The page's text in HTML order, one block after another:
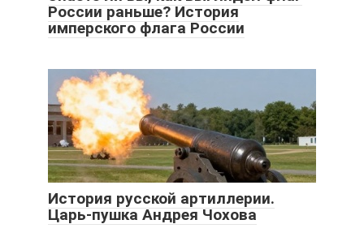
России раньше? История
имперского флага России
История русской артиллерии.
Царь-пушка Андрея Чохова